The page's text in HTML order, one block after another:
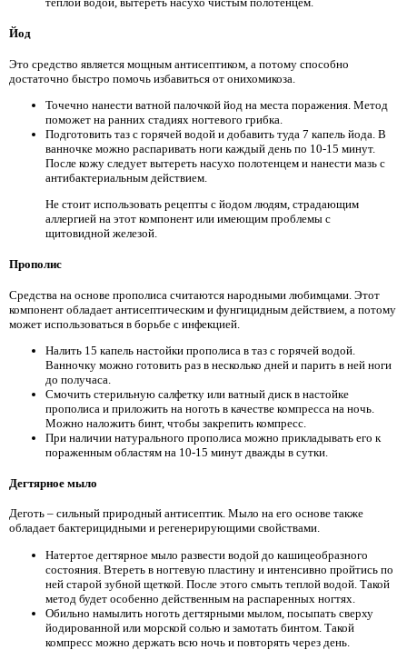
Йод
Это средство является мощным антисептиком, а потому способно
достаточно быстро помочь избавиться от онихомикоза.
Точечно нанести ватной палочкой йод на места поражения. Метод
поможет на ранних стадиях ногтевого грибка.
Подготовить таз с горячей водой и добавить туда 7 капель йода. В
ванночке можно распаривать ноги каждый день по 10-15 минут.
После кожу следует вытереть насухо полотенцем и нанести мазь с
антибактериальным действием.
Не стоит использовать рецепты с йодом людям, страдающим
аллергией на этот компонент или имеющим проблемы с
щитовидной железой.
Прополис
Средства на основе прополиса считаются народными любимцами. Этот
компонент обладает антисептическим и фунгицидным действием, а потому
может использоваться в борьбе с инфекцией.
Налить 15 капель настойки прополиса в таз с горячей водой.
Ванночку можно готовить раз в несколько дней и парить в ней ноги
до получаса.
Смочить стерильную салфетку или ватный диск в настойке
прополиса и приложить на ноготь в качестве компресса на ночь.
Можно наложить бинт, чтобы закрепить компресс.
При наличии натурального прополиса можно прикладывать его к
пораженным областям на 10-15 минут дважды в сутки.
Дегтярное мыло
Деготь – сильный природный антисептик. Мыло на его основе также
обладает бактерицидными и регенерирующими свойствами.
Натертое дегтярное мыло развести водой до кашицеобразного
состояния. Втереть в ногтевую пластину и интенсивно пройтись по
ней старой зубной щеткой. После этого смыть теплой водой. Такой
метод будет особенно действенным на распаренных ногтях.
Обильно намылить ноготь дегтярными мылом, посыпать сверху
йодированной или морской солью и замотать бинтом. Такой
компресс можно держать всю ночь и повторять через день.